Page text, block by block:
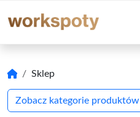
Sklep
Zobacz kategorie produktów